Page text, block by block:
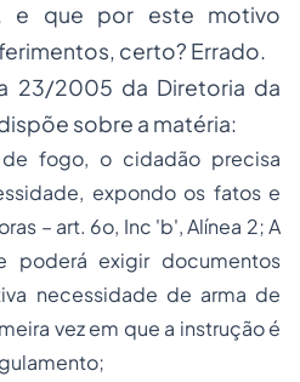
e que por este motivo
certo? Errado.
23/2005 da Diretoria da
sobre a matéria:
de fogo, o cidadão precisa
expondo os fatos e
– art. 6o, Inc 'b', Alínea 2; A
poderá exigir documentos
necessidade de arma de
vez em que a instrução é